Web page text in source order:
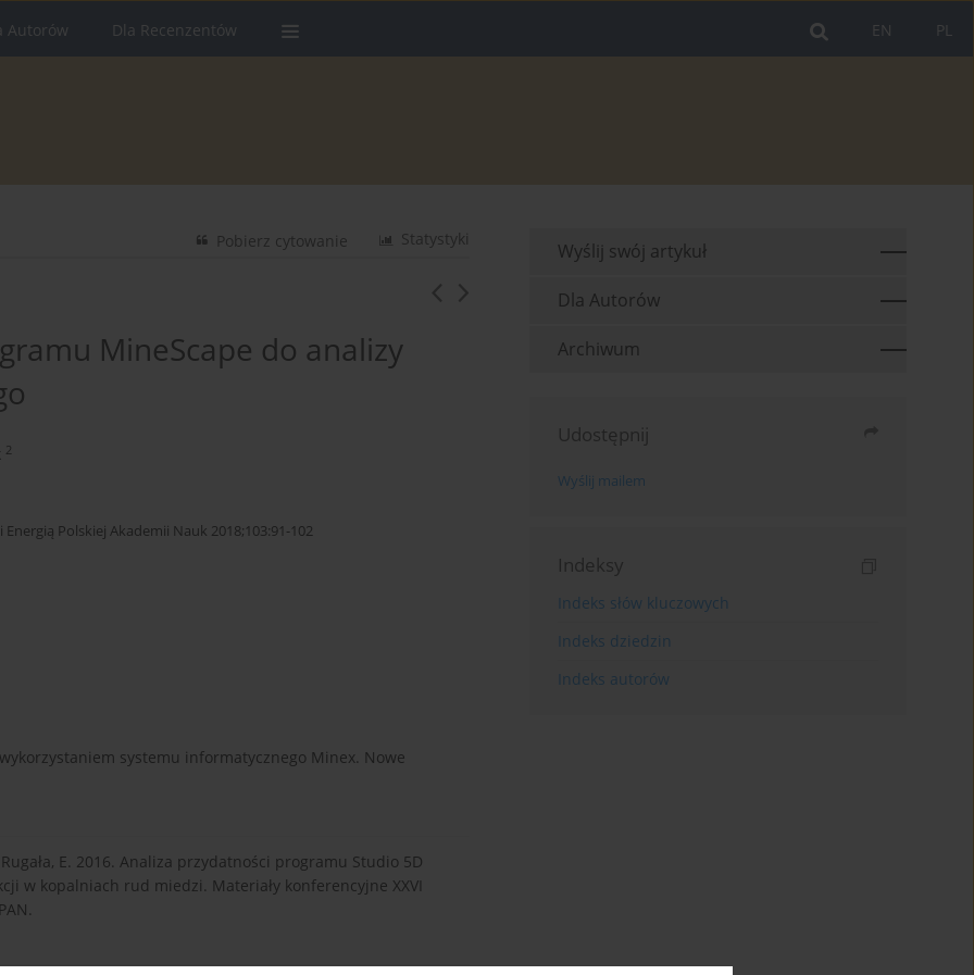
PL
EN
Autorów Dla Recenzentów
Statystyki
Pobierz cytowanie
MineScape do analizy
2
Polskiej Akademii Nauk 2018;103:91-102
systemu informatycznego Minex. Nowe
E. 2016. Analiza przydatności programu Studio 5D
w kopalniach rud miedzi. Materiały konferencyjne XXVI
Wyślij swój artykuł
Dla Autorów
Archiwum
Udostępnij
Wyślij mailem
Indeksy
Indeks słów kluczowych
Indeks dziedzin
Indeks autorów